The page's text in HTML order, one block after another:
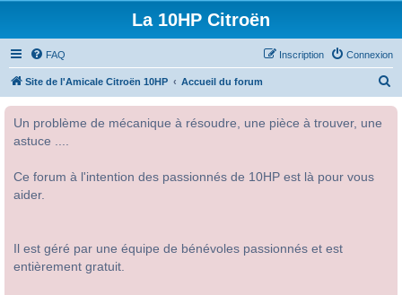
La 10HP Citroën
FAQ Connexion
Inscription
Site de l'Amicale Citroën 10HP Accueil du forum
Un problème de mécanique à résoudre, une pièce à trouver, une
astuce ....
Ce forum à l'intention des passionnés de 10HP est là pour vous
aider.
Il est géré par une équipe de bénévoles passionnés et est
entièrement gratuit.